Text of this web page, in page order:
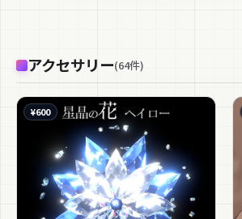
アクセサリー(64件)
¥600